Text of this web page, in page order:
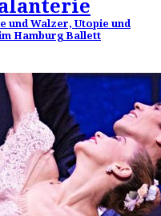
und Walzer, Utopie und
Hamburg Ballett